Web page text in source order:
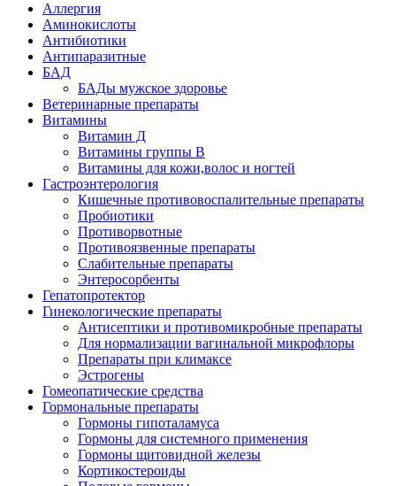
Аллергия
Аминокислоты
Антибиотики
Антипаразитные
БАД
БАДы мужское здоровье
Ветеринарные препараты
Витамины
Витамин Д
Витамины группы В
Витамины для кожи,волос и ногтей
Гастроэнтерология
Кишечные противовоспалительные препараты
Пробиотики
Противорвотные
Противоязвенные препараты
Слабительные препараты
Энтеросорбенты
Гепатопротектор
Гинекологические препараты
Антисептики и противомикробные препараты
Для нормализации вагинальной микрофлоры
Препараты при климаксе
Эстрогены
Гомеопатические средства
Гормональные препараты
Гормоны гипоталамуса
Гормоны для системного применения
Гормоны щитовидной железы
Кортикостероиды